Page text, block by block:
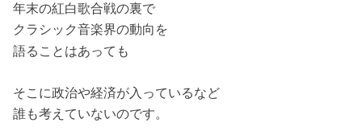
年末の紅白歌合戦の裏で
クラシック音楽界の動向を
語ることはあっても
そこに政治や経済が入っているなど
誰も考えていないのです。